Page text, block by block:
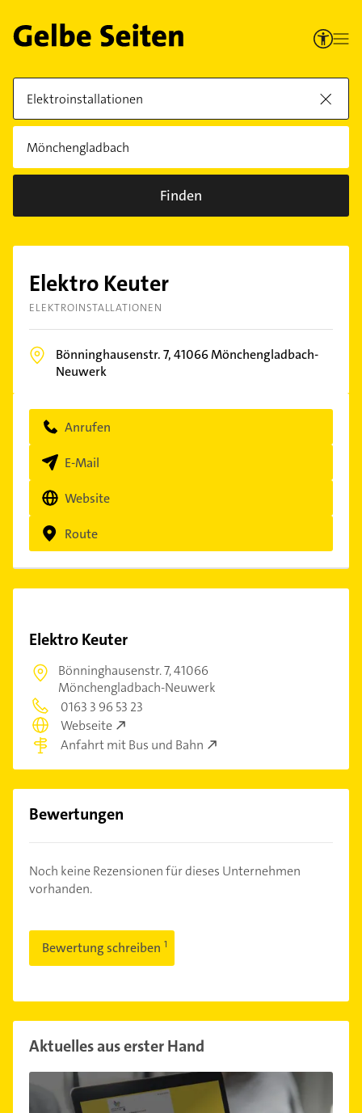
Finden
Elektro Keuter
ELEKTROINSTALLATIONEN
Bönninghausenstr. 7,41066Mönchengladbach-
Neuwerk
Anrufen
E-Mail
Website
Route
Elektro Keuter
Bönninghausenstr. 7,41066
Mönchengladbach-Neuwerk
0163 3 96 53 23
Webseite
Anfahrt mit Bus und Bahn
Bewertungen
Noch keine Rezensionen für dieses Unternehmen
vorhanden.
Bewertung schreiben
Aktuelles aus erster Hand